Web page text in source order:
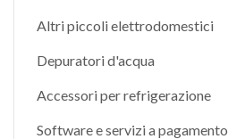
Altri piccoli elettrodomestici
Depuratori d'acqua
Accessori per refrigerazione
Software e servizi a pagamento